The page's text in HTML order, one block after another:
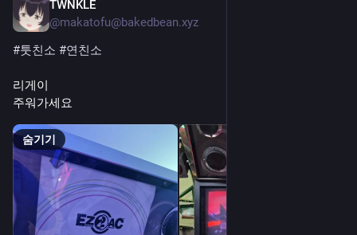
TWNKLE
@makatofu@bakedbean.xyz
#툿친소 #연친소
리게이
주워가세요
숨기기